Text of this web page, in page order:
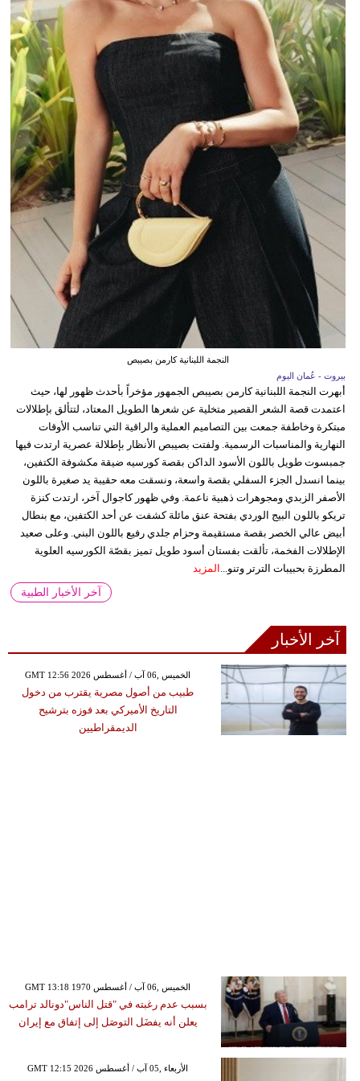
النجمة اللبنانية كارمن بصيبص
بيروت - عُمان اليوم
أبهرت النجمة اللبنانية كارمن بصيبص الجمهور مؤخراً بأحدث ظهور لها، حيث
اعتمدت قصة الشعر القصير متخلية عن شعرها الطويل المعتاد، لتتألق بإطلالات
مبتكرة وخاطفة جمعت بين التصاميم العملية والراقية التي تناسب الأوقات
النهارية والمناسبات الرسمية. ولفتت بصيبص الأنظار بإطلالة عصرية ارتدت فيها
جمبسوت طويل باللون الأسود الداكن بقصة كورسيه ضيقة مكشوفة الكتفين،
بينما انسدل الجزء السفلي بقصة واسعة، ونسقت معه حقيبة يد صغيرة باللون
الأصفر الزبدي ومجوهرات ذهبية ناعمة. وفي ظهور كاجوال آخر، ارتدت كنزة
تريكو باللون البيج الوردي بفتحة عنق مائلة كشفت عن أحد الكتفين، مع بنطال
أبيض عالي الخصر بقصة مستقيمة وحزام جلدي رفيع باللون البني. وعلى صعيد
الإطلالات الفخمة، تألقت بفستان أسود طويل تميز بقصّة الكورسيه العلوية
المطرزة بحبيبات الترتر وتنو... المزيد
آخر الأخبار الطبية
آخر الأخبار
GMT 12:56 2026 الخميس ,06 آب / أغسطس
طبيب من أصول مصرية يقترب من دخول
التاريخ الأميركي بعد فوزه بترشيح
الديمقراطيين
GMT 13:18 1970 الخميس ,06 آب / أغسطس
بسبب عدم رغبته في "قتل الناس"دونالد ترامب
يعلن أنه يفضَل التوصَل إلى إتفاق مع إيران
GMT 12:15 2026 الأربعاء ,05 آب / أغسطس